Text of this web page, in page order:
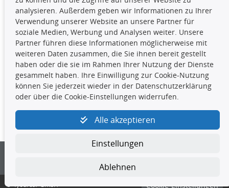
dürfen nicht kopiert werden. Es ist zu
unterlassen, die Daten oder die gesamte Datenbank ohne
vorherige Zustimmung TecDocs zu vervielfältigen, zu
verbreiten und/oder diese Handlungen durch Dritte ausführen
zu lassen. Ein Zuwiderhandeln stellt eine
Urheberrechtsverletzung dar und wird verfolgt.
Kontakt
4yourcar GmbH | Avidesweg 1 | 27386 Hemsbünde |
kundenservice@4yourcar.de
© 4yourcar GmbH Cookie-Einstellungen
analysieren. Außerdem geben wir Informationen zu Ihrer
Verwendung unserer Website an unsere Partner für
soziale Medien, Werbung und Analysen weiter. Unsere
Partner führen diese Informationen möglicherweise mit
weiteren Daten zusammen, die Sie ihnen bereit gestellt
haben oder die sie im Rahmen Ihrer Nutzung der Dienste
gesammelt haben. Ihre Einwilligung zur Cookie-Nutzung
können Sie jederzeit wieder in der Datenschutzerklärung
oder über die Cookie-Einstellungen widerrufen.
Alle akzeptieren
Einstellungen
Ablehnen